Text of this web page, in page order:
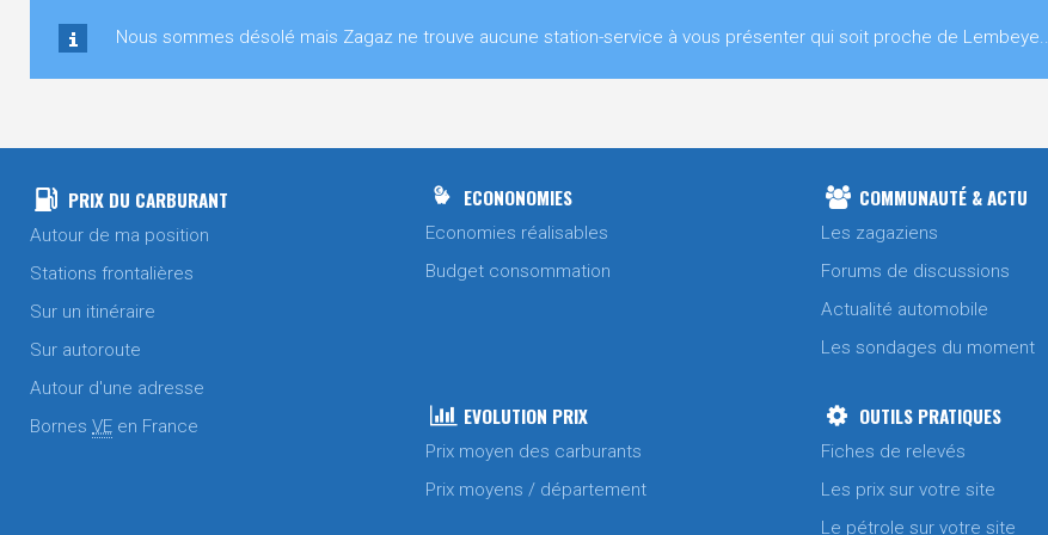
Nous sommes désolé mais Zagaz ne trouve aucune station-service à vous présenter qui soit proche de Lembeye..
PRIX DU CARBURANT
Autour de ma position
Stations frontalières
Sur un itinéraire
Sur autoroute
Autour d'une adresse
Bornes VE en France
ECONONOMIES
Economies réalisables
Budget consommation
COMMUNAUTÉ & ACTU
Les zagaziens
Forums de discussions
Actualité automobile
Les sondages du moment
EVOLUTION PRIX
Prix moyen des carburants
Prix moyens / département
OUTILS PRATIQUES
Fiches de relevés
Les prix sur votre site
Le pétrole sur votre site